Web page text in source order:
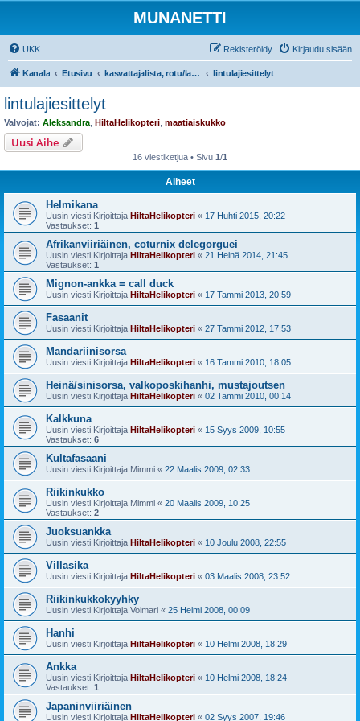
MUNANETTI
UKK Kirjaudu sisään
Rekisteröidy
Kanala Etusivu kasvattajalista, rotu/lajiesittelyt, siipikarjatarvikekaupat lintulajiesittelyt
lintulajiesittelyt
Valvojat: Aleksandra HiltaHelikopteri maatiaiskukko
Uusi Aihe
16 viestiketjua • Sivu 1/1
Aiheet
Helmikana
Uusin viesti Kirjoittaja HiltaHelikopteri « 17 Huhti 2015, 20:22
Vastaukset: 1
Afrikanviiriäinen, coturnix delegorguei
Uusin viesti Kirjoittaja HiltaHelikopteri « 21 Heinä 2014, 21:45
Vastaukset: 1
Mignon-ankka = call duck
Uusin viesti Kirjoittaja HiltaHelikopteri « 17 Tammi 2013, 20:59
Fasaanit
Uusin viesti Kirjoittaja HiltaHelikopteri « 27 Tammi 2012, 17:53
Mandariinisorsa
Uusin viesti Kirjoittaja HiltaHelikopteri « 16 Tammi 2010, 18:05
Heinä/sinisorsa, valkoposkihanhi, mustajoutsen
Uusin viesti Kirjoittaja HiltaHelikopteri « 02 Tammi 2010, 00:14
Kalkkuna
Uusin viesti Kirjoittaja HiltaHelikopteri « 15 Syys 2009, 10:55
Vastaukset: 6
Kultafasaani
Uusin viesti Kirjoittaja Mimmi « 22 Maalis 2009, 02:33
Riikinkukko
Uusin viesti Kirjoittaja Mimmi « 20 Maalis 2009, 10:25
Vastaukset: 2
Juoksuankka
Uusin viesti Kirjoittaja HiltaHelikopteri « 10 Joulu 2008, 22:55
Villasika
Uusin viesti Kirjoittaja HiltaHelikopteri « 03 Maalis 2008, 23:52
Riikinkukkokyyhky
Uusin viesti Kirjoittaja Volmari « 25 Helmi 2008, 00:09
Hanhi
Uusin viesti Kirjoittaja HiltaHelikopteri « 10 Helmi 2008, 18:29
Ankka
Uusin viesti Kirjoittaja HiltaHelikopteri « 10 Helmi 2008, 18:24
Vastaukset: 1
Japaninviiriäinen
Uusin viesti Kirjoittaja HiltaHelikopteri « 02 Syys 2007, 19:46